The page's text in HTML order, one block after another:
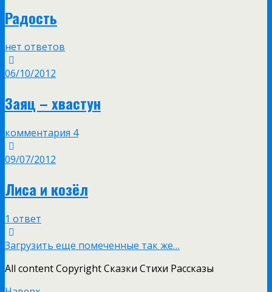
Радость
нет ответов
06/10/2012
Заяц – хвастун
комментария 4
09/07/2012
Лиса и козёл
1 ответ
Загрузить еще помеченные так же…
All content Copyright Сказки Стихи Рассказы